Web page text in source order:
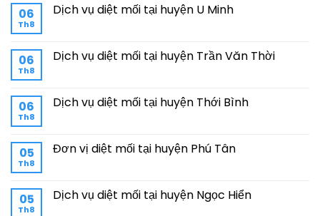
06
Th8
Dịch vụ diệt mối tại huyện U Minh
06
Th8
Dịch vụ diệt mối tại huyện Trần Văn Thời
06
Th8
Dịch vụ diệt mối tại huyện Thới Bình
05
Th8
Đơn vị diệt mối tại huyện Phú Tân
05
Th8
Dịch vụ diệt mối tại huyện Ngọc Hiển